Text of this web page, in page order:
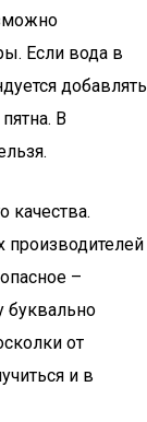
Если вода в
добавлять
В
качества.
производителей
–
буквально
от
и в